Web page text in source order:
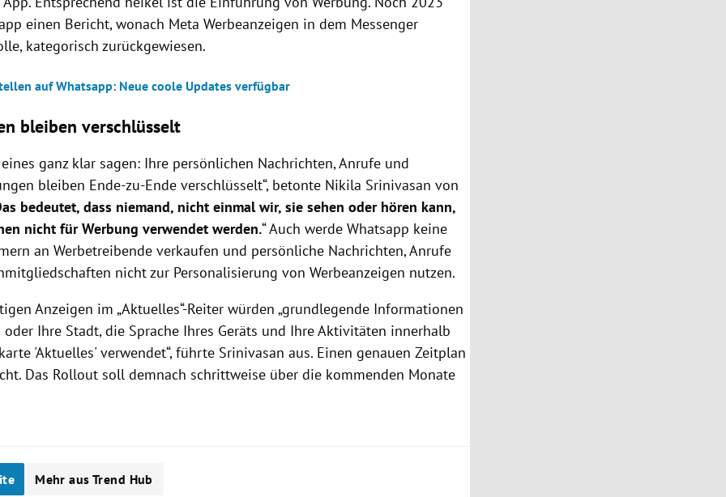
einen Bericht, wonach Meta Werbeanzeigen in dem Messenger
kategorisch zurückgewiesen.
auf Whatsapp: Neue coole Updates verfügbar
bleiben verschlüsselt
ganz klar sagen: Ihre persönlichen Nachrichten, Anrufe und
bleiben Ende-zu-Ende verschlüsselt“, betonte Nikila Srinivasan von
bedeutet, dass niemand, nicht einmal wir, sie sehen oder hören kann,
nicht für Werbung verwendet werden.“ Auch werde Whatsapp keine
an Werbetreibende verkaufen und persönliche Nachrichten, Anrufe
nicht zur Personalisierung von Werbeanzeigen nutzen.
Anzeigen im „Aktuelles“-Reiter würden „grundlegende Informationen
Ihre Stadt, die Sprache Ihres Geräts und Ihre Aktivitäten innerhalb
'Aktuelles' verwendet“, führte Srinivasan aus. Einen genauen Zeitplan
Das Rollout soll demnach schrittweise über die kommenden Monate
Mehr aus Trend Hub